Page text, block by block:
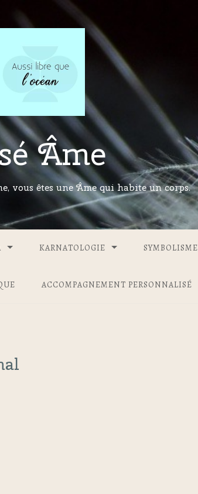
Âme
vous êtes une Âme qui habite un corps.
KARNATOLOGIE SYMBOLISME
ACCOMPAGNEMENT PERSONNALISÉ